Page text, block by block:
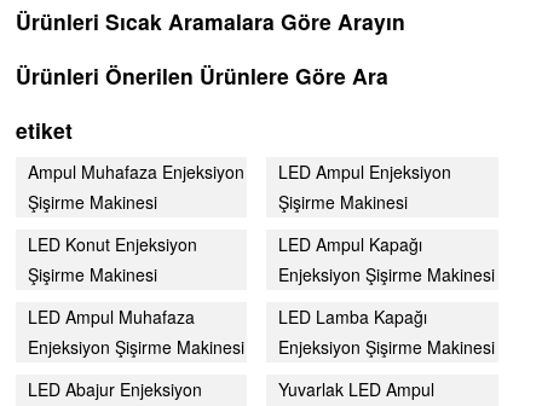
Ürünleri Sıcak Aramalara Göre Arayın
Ürünleri Önerilen Ürünlere Göre Ara
etiket
Ampul Muhafaza Enjeksiyon
Şişirme Makinesi
LED Ampul Enjeksiyon
Şişirme Makinesi
LED Konut Enjeksiyon
Şişirme Makinesi
LED Ampul Kapağı
Enjeksiyon Şişirme Makinesi
LED Ampul Muhafaza
Enjeksiyon Şişirme Makinesi
LED Lamba Kapağı
Enjeksiyon Şişirme Makinesi
LED Abajur Enjeksiyon
Yuvarlak LED Ampul